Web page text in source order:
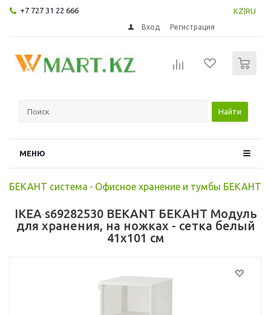
+7 727 31 22 666 KZ RU
Вход Регистрация
Найти
МЕНЮ
БЕКАНТ система - Офисное хранение и тумбы БЕКАНТ
IKEA s69282530 BEKANT БЕКАНТ Модуль
для хранения, на ножках - сетка белый
41x101 см